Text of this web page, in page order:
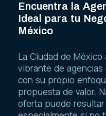
Encuentra la
Ideal para tu
México
La Ciudad de
vibrante de
con su propio
propuesta de valor.
oferta puede resultar